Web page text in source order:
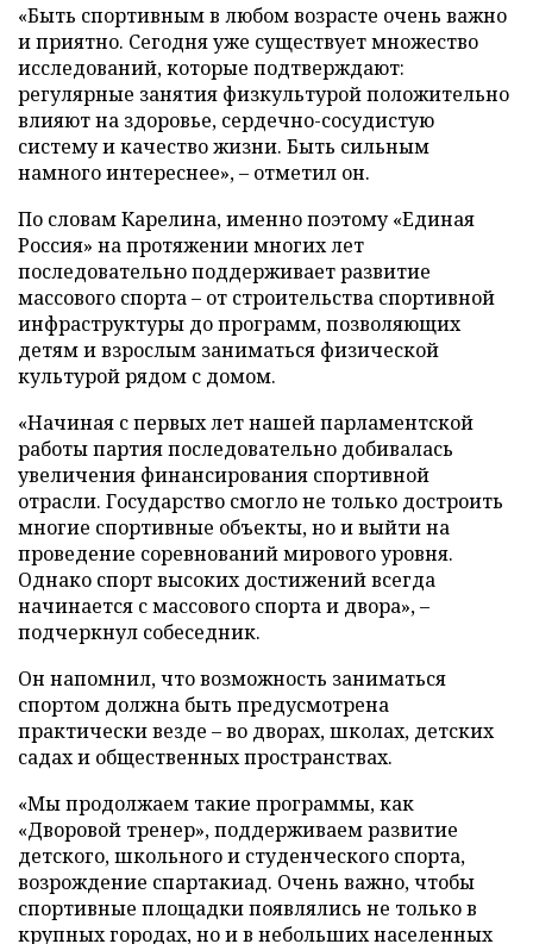
«Быть спортивным в любом возрасте очень важно
и приятно. Сегодня уже существует множество
исследований, которые подтверждают:
регулярные занятия физкультурой положительно
влияют на здоровье, сердечно-сосудистую
систему и качество жизни. Быть сильным
намного интереснее», – отметил он.
По словам Карелина, именно поэтому «Единая
Россия» на протяжении многих лет
последовательно поддерживает развитие
массового спорта – от строительства спортивной
инфраструктуры до программ, позволяющих
детям и взрослым заниматься физической
культурой рядом с домом.
«Начиная с первых лет нашей парламентской
работы партия последовательно добивалась
увеличения финансирования спортивной
отрасли. Государство смогло не только достроить
многие спортивные объекты, но и выйти на
проведение соревнований мирового уровня.
Однако спорт высоких достижений всегда
начинается с массового спорта и двора», –
подчеркнул собеседник.
Он напомнил, что возможность заниматься
спортом должна быть предусмотрена
практически везде – во дворах, школах, детских
садах и общественных пространствах.
«Мы продолжаем такие программы, как
«Дворовой тренер», поддерживаем развитие
детского, школьного и студенческого спорта,
возрождение спартакиад. Очень важно, чтобы
спортивные площадки появлялись не только в
крупных городах, но и в небольших населенных